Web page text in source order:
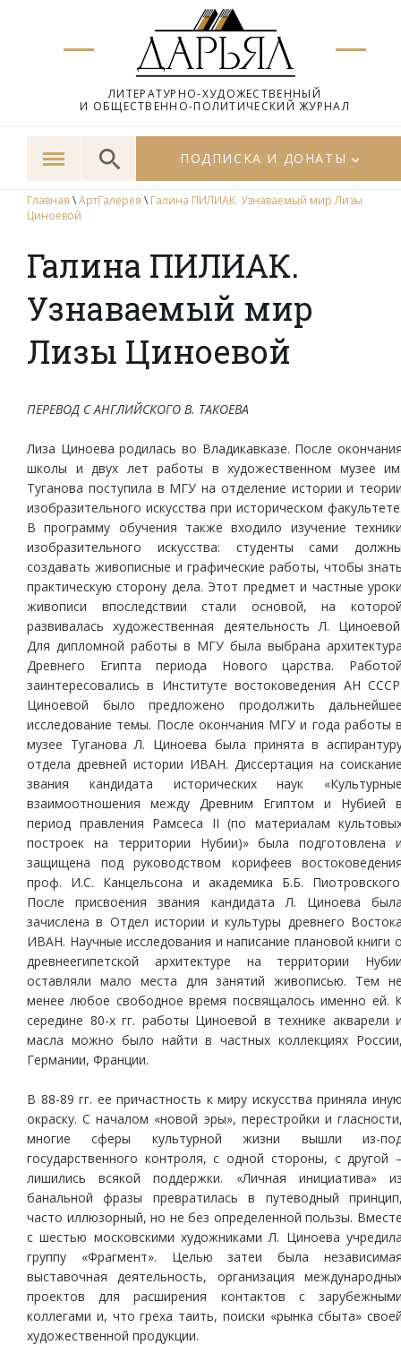
ЛИТЕРАТУРНО-ХУДОЖЕСТВЕННЫЙ
И ОБЩЕСТВЕННО-ПОЛИТИЧЕСКИЙ ЖУРНАЛ
ПОДПИСКА И ДОНАТЫ
Главная \АртГалерея \ Галина ПИЛИАК. Узнаваемый мир Лизы
Циноевой
Галина ПИЛИАК.
Узнаваемый мир
Лизы Циноевой
ПЕРЕВОД С АНГЛИЙСКОГО В. ТАКОЕВА
Лиза Циноева родилась во Владикавказе. После
школы и двух лет работы в художественном музее
Туганова поступила в МГУ на отделение истории и
изобразительного искусства при историческом
В программу обучения также входило изучение
изобразительного искусства: студенты сами
создавать живописные и графические работы, чтобы
практическую сторону дела. Этот предмет и частные
живописи впоследствии стали основой, на
развивалась художественная деятельность Л.
Для дипломной работы в МГУ была выбрана
Древнего Египта периода Нового царства.
заинтересовались в Институте востоковедения АН
Циноевой было предложено продолжить
исследование темы. После окончания МГУ и года работы
музее Туганова Л. Циноева была принята в
отдела древней истории ИВАН. Диссертация на
звания кандидата исторических наук
взаимоотношения между Древним Египтом и Нубией
период правления Рамсеса II (по материалам
построек на территории Нубии)» была подготовлена
защищена под руководством корифеев
проф. И.С. Канцельсона и академика Б.Б.
После присвоения звания кандидата Л. Циноева
зачислена в Отдел истории и культуры древнего
ИВАН. Научные исследования и написание плановой книги
древнеегипетской архитектуре на территории
оставляли мало места для занятий живописью. Тем
менее любое свободное время посвящалось именно ей.
середине 80-х гг. работы Циноевой в технике акварели
масла можно было найти в частных коллекциях
Германии, Франции.
В 88-89 гг. ее причастность к миру искусства приняла
окраску. С началом «новой эры», перестройки и
многие сферы культурной жизни вышли из-
государственного контроля, с одной стороны, с другой
лишились всякой поддержки. «Личная инициатива»
банальной фразы превратилась в путеводный
часто иллюзорный, но не без определенной пользы.
с шестью московскими художниками Л. Циноева
группу «Фрагмент». Целью затеи была
выставочная деятельность, организация
проектов для расширения контактов с
коллегами и, что греха таить, поиски «рынка сбыта»
художественной продукции.